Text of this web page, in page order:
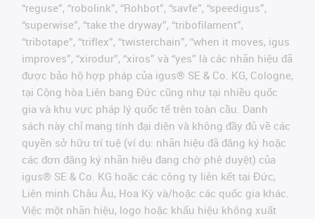
“reguse”, “robolink”, “Rohbot”, “savfe”, “speedigus”,
“superwise”, “take the dryway”, “tribofilament”,
“tribotape”, “triflex”, “twisterchain”, “when it moves, igus
improves”, “xirodur”, “xiros” và “yes” là các nhãn hiệu đã
được bảo hộ hợp pháp của igus® SE & Co. KG, Cologne,
tại Cộng hòa Liên bang Đức cũng như tại nhiều quốc
gia và khu vực pháp lý quốc tế trên toàn cầu. Danh
sách này chỉ mang tính đại diện và không đầy đủ về các
quyền sở hữu trí tuệ (ví dụ: nhãn hiệu đã đăng ký hoặc
các đơn đăng ký nhãn hiệu đang chờ phê duyệt) của
igus® SE & Co. KG hoặc các công ty liên kết tại Đức,
Liên minh Châu Âu, Hoa Kỳ và/hoặc các quốc gia khác.
Việc một nhãn hiệu, logo hoặc khẩu hiệu không xuất